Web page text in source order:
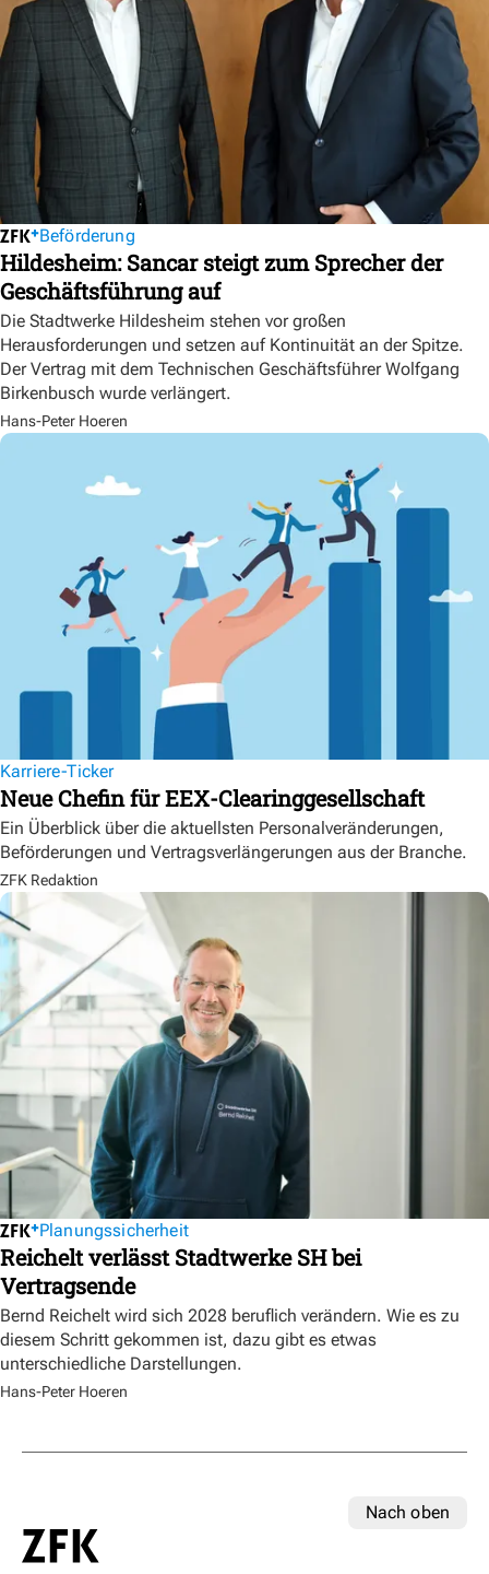
Beförderung
Hildesheim: Sancar steigt zum Sprecher der
Geschäftsführung auf
Die Stadtwerke Hildesheim stehen vor großen
Herausforderungen und setzen auf Kontinuität an der Spitze.
Der Vertrag mit dem Technischen Geschäftsführer Wolfgang
Birkenbusch wurde verlängert.
Hans-Peter Hoeren
Karriere-Ticker
Neue Chefin für EEX-Clearinggesellschaft
Ein Überblick über die aktuellsten Personalveränderungen,
Beförderungen und Vertragsverlängerungen aus der Branche.
ZFK Redaktion
Planungssicherheit
Reichelt verlässt Stadtwerke SH bei
Vertragsende
Bernd Reichelt wird sich 2028 beruflich verändern. Wie es zu
diesem Schritt gekommen ist, dazu gibt es etwas
unterschiedliche Darstellungen.
Hans-Peter Hoeren
Nach oben